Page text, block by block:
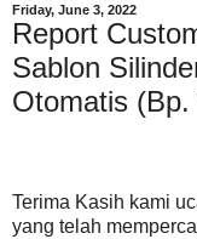
Friday, June 3, 2022
Report
Sablon
Otomatis
Terima Kasih kami
yang telah